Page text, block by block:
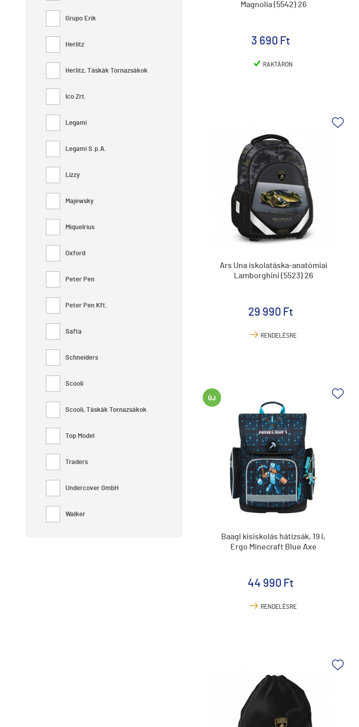
Grupo Erik
Herlitz
Herlitz, Táskák Tornazsákok
Ico Zrt.
Legami
Legami S.p.A.
Lizzy
Majewsky
Miquelrius
Oxford
Peter Pen
Peter Pen Kft.
Safta
Schneiders
Scooli
Scooli, Táskák Tornazsákok
Top Model
Traders
Undercover GmbH
Walker
Magnolia (5542) 26
3 690 Ft
RAKTÁRON
Ars Una iskolatáska-anatómiai
Lamborghini (5523) 26
29 990 Ft
RENDELÉSRE
Baagl kisiskolás hátizsák, 19 l,
Ergo Minecraft Blue Axe
44 990 Ft
RENDELÉSRE